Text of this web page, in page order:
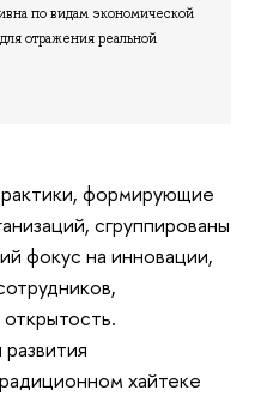
по видам экономической
отражения реальной
формирующие
сгруппированы
фокус на инновации,
хайтеке